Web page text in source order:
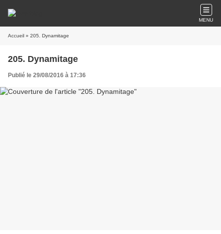
MENU
Accueil » 205. Dynamitage
205. Dynamitage
Publié le 29/08/2016 à 17:36